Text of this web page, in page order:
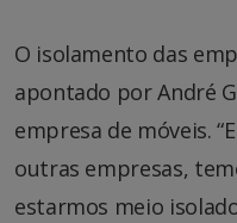
O isolamento das
apontado por André
empresa de móveis.
outras empresas,
estarmos meio